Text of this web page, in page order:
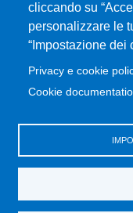
cliccando su
personalizzare le
“Impostazione dei
Privacy e cookie
Cookie
MENÙ SOCIAL
MENÙ FOOTER 1
Accessibilità
Privacy e cookie
MENÙ FOOTER 2
Amministrazione